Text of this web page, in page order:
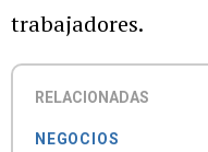
trabajadores.
RELACIONADAS
NEGOCIOS